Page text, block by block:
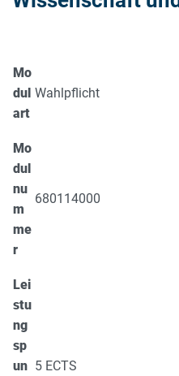
Mo
dul
art
Wahlpflicht
Mo
dul
nu
m
me
r
680114000
Lei
stu
ng
sp
un 5 ECTS